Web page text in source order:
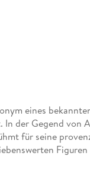
eines
der Gegend von
für seine